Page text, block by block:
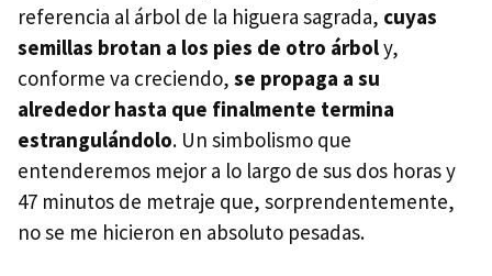
referencia al árbol de la higuera sagrada, cuyas
semillas brotan a los pies de otro árboly,
conforme va creciendo, se propaga a su
alrededor hasta que finalmente termina
estrangulándolo. Un simbolismo que
entenderemos mejor a lo largo de sus dos horas y
47 minutos de metraje que, sorprendentemente,
no se me hicieron en absoluto pesadas.